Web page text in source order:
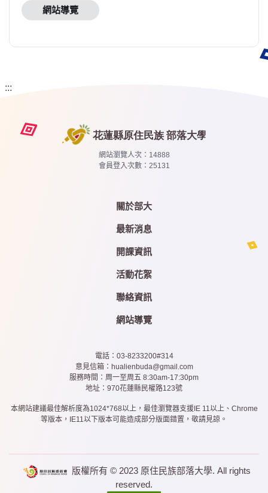
網站導覽
:::
網站瀏覽人次： 14888
會員登入次數： 25131
關於部大
最新消息
開課資訊
活動花絮
聯絡資訊
網站導覽
電話：03-8233200#314
意見信箱：hualienbuda@gmail.com
服務時間：周一至周五 8:30am-17:30pm
地址：970花蓮縣民權路123號
本網站建議最佳解析度為1024*768以上，最佳瀏覽器支援IE 11以上、Chrome
等版本，IE11以下版本可能造成部分版面錯置，敬請見諒。
版權所有 © 2023 原住民族部落大學. All rights
reserved.